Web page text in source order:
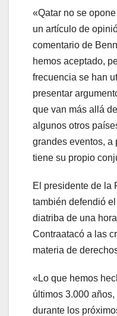
«Qatar no se
un artículo de
comentario de
hemos aceptado,
frecuencia se han
presentar
que van más allá
algunos otros
grandes eventos, a
tiene su propio
El presidente de la
también defendió
diatriba de una
Contraatacó a las
materia de
«Lo que hemos
últimos 3.000
durante los